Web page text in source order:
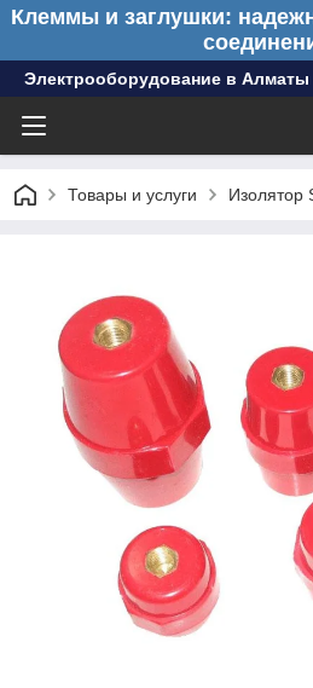
Клеммы и заглушки:
Электрооборудование в Алматы
Товары и услуги Изолятор